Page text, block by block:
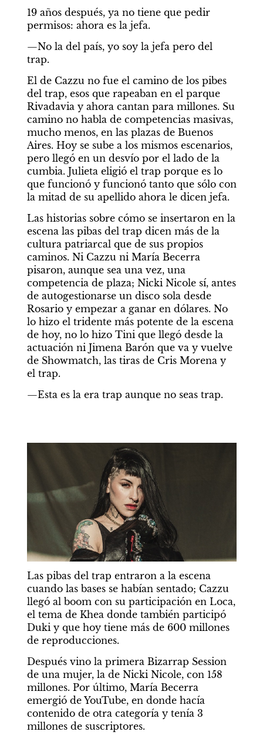
19 años después, ya no tiene que pedir
permisos: ahora es la jefa.
—No la del país, yo soy la jefa pero del
trap.
El de Cazzu no fue el camino de los pibes
del trap, esos que rapeaban en el parque
Rivadavia y ahora cantan para millones. Su
camino no habla de competencias masivas,
mucho menos, en las plazas de Buenos
Aires. Hoy se sube a los mismos escenarios,
pero llegó en un desvío por el lado de la
cumbia. Julieta eligió el trap porque es lo
que funcionó y funcionó tanto que sólo con
la mitad de su apellido ahora le dicen jefa.
Las historias sobre cómo se insertaron en la
escena las pibas del trap dicen más de la
cultura patriarcal que de sus propios
caminos. Ni Cazzu ni María Becerra
pisaron, aunque sea una vez, una
competencia de plaza; Nicki Nicole sí, antes
de autogestionarse un disco sola desde
Rosario y empezar a ganar en dólares. No
lo hizo el tridente más potente de la escena
de hoy, no lo hizo Tini que llegó desde la
actuación ni Jimena Barón que va y vuelve
de Showmatch, las tiras de Cris Morena y
el trap.
—Esta es la era trap aunque no seas trap.
Las pibas del trap entraron a la escena
cuando las bases se habían sentado; Cazzu
llegó al boom con su participación en Loca,
el tema de Khea donde también participó
Duki y que hoy tiene más de 600 millones
de reproducciones.
Después vino la primera Bizarrap Session
de una mujer, la de Nicki Nicole, con 158
millones. Por último, María Becerra
emergió de YouTube, en donde hacía
contenido de otra categoría y tenía 3
millones de suscriptores.